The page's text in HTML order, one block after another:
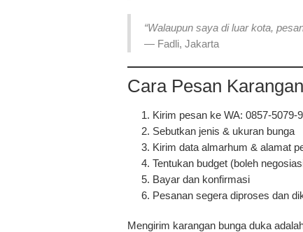
“Walaupun saya di luar kota,
— Fadli, Jakarta
Cara Pesan
Kirim pesan ke WA: 0857-5079-
Sebutkan jenis & ukuran bunga
Kirim data almarhum & alamat
Tentukan budget (boleh
Bayar dan konfirmasi
Pesanan segera diproses dan
Mengirim karangan bunga duka